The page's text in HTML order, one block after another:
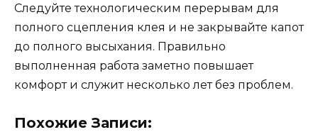
Следуйте технологическим перерывам для
полного сцепления клея и не закрывайте капот
до полного высыхания. Правильно
выполненная работа заметно повышает
комфорт и служит несколько лет без проблем.
Похожие Записи: